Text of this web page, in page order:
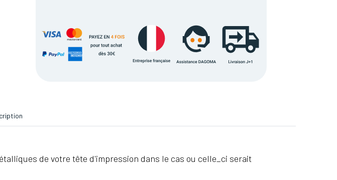
de votre tête d'impression dans le cas ou celle_ci serait